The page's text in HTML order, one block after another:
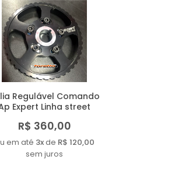
Regulável Comando
Expert Linha street
R$ 360,00
em até 3xde R$ 120,00
sem juros